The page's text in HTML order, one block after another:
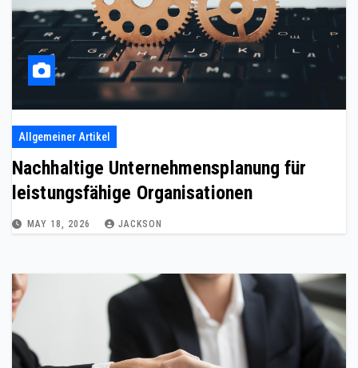
Allgemeiner Artikel
Nachhaltige Unternehmensplanung für
leistungsfähige Organisationen
MAY 18, 2026 JACKSON